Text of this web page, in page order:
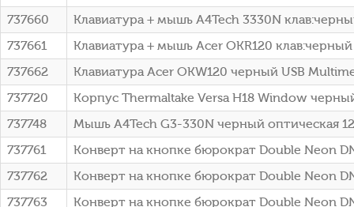
737660
Клавиатура + мышь A4Tech 3330N
737661
Клавиатура + мышь Acer OKR120
737662
Клавиатура Acer OKW120 черный USB
737720
Корпус Thermaltake Versa H18 Window
737748
Мышь A4Tech G3-330N черный оптическая
737761
Конверт на кнопке бюрократ Double Neon
737762
Конверт на кнопке бюрократ Double Neon
737763
Конверт на кнопке бюрократ Double Neon